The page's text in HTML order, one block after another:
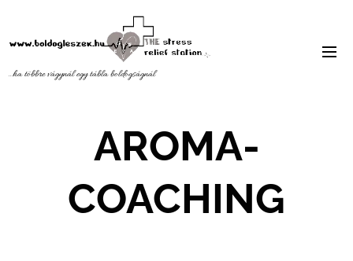
...ha többre vágynál egy táblaboldogságnál
AROMA-
COACHING